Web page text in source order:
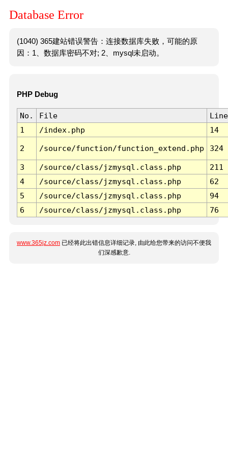
Database Error
(1040) 365建站错误警告：连接数据库失败，可能的原
因：1、数据库密码不对; 2、mysql未启动。
PHP Debug
No. File
Line
1
/index.php 14
2 /source/function/function_extend.php 324
3 /source/class/jzmysql.class.php
211
4
/source/class/jzmysql.class.php
62
5
/source/class/jzmysql.class.php
94
6
/source/class/jzmysql.class.php 76
www.365jz.com 已经将此出错信息详细记录, 由此给您带来的访问不便我
们深感歉意.